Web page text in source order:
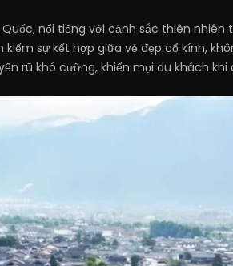
nổi tiếng với cảnh sắc thiên nhiên
sự kết hợp giữa vẻ đẹp cổ kính,
rũ khó cưỡng, khiến mọi du khách khi